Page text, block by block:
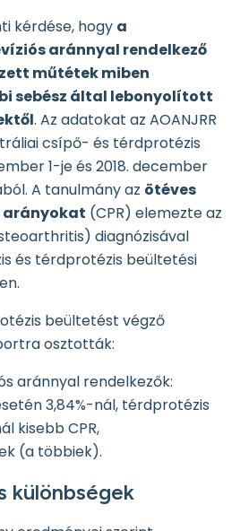
kérdése, hogy a
aránnyal rendelkező
műtétek miben
sebész által lebonyolított
. Az adatokat az AOANJRR
csípő- és térdprotézis
1-je és 2018. december
A tanulmány az ötéves
arányokat (CPR) elemezte az
diagnózisával
és térdprotézis beültetési
beültetést végző
osztották:
aránnyal rendelkezők:
3,84%-nál, térdprotézis
kisebb CPR,
(a többiek).
különbségek